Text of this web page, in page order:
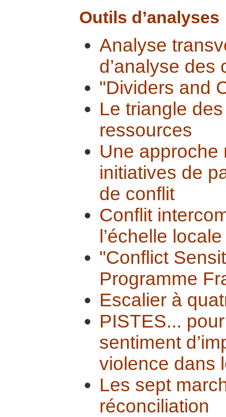
Outils d’analyses
Analyse
d’analyse des
"Dividers and
Le triangle
ressources
Une approche
initiatives de
de conflit
Conflit
l’échelle
"Conflict
Programme
Escalier à
PISTES...
sentiment
violence dans
Les sept
réconciliation